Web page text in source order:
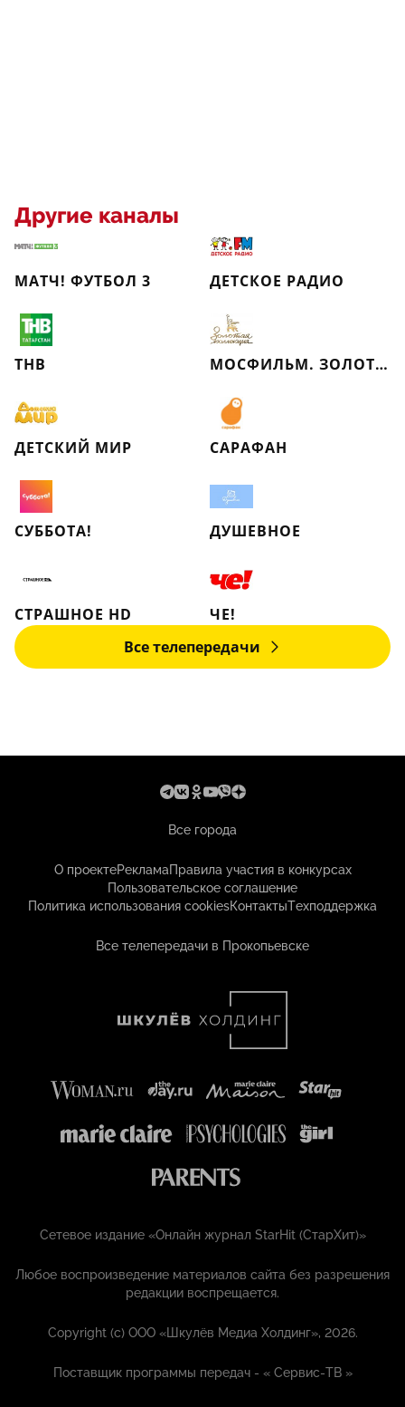
Другие каналы
МАТЧ! ФУТБОЛ 3 ДЕТСКОЕ РАДИО
ТНВ МОСФИЛЬМ. ЗОЛОТАЯ КОЛЛЕКЦИЯ
ДЕТСКИЙ МИР САРАФАН
СУББОТА! ДУШЕВНОЕ
СТРАШНОЕ HD
ЧЕ!
Все телепередачи
Все города
О проектеРекламаПравила участия в конкурсах
Пользовательское соглашение
Политика использования cookiesКонтактыТехподдержка
Все телепередачи в Прокопьевске
Сетевое издание «Онлайн журнал StarHit (СтарХит)»
Любое воспроизведение материалов сайта без разрешения
редакции воспрещается.
Copyright (с) ООО «Шкулёв Медиа Холдинг», 2026.
Поставщик программы передач - «Сервис-ТВ »